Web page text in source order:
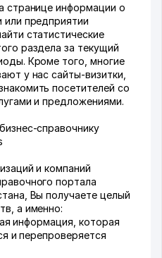
странице информации о
предприятии
статистические
раздела за текущий
Кроме того, многие
у нас сайты-визитки,
посетителей со
и предложениями.
справочнику
и компаний
портала
Вы получаете целый
а именно:
информация, которая
и перепроверяется